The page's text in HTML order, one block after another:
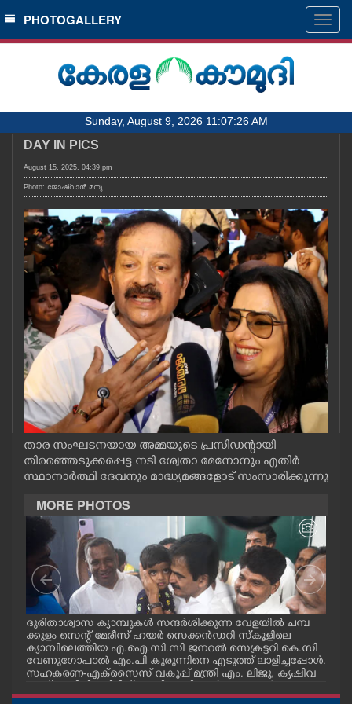
SECTIONS
HOME
NOTIFIED NEWS
KERALA
LOCAL
OBITUARY
NEWS 360
CASE DIARY
CINEMA
OPINION
PHOTOS
LIFESTYLE
SPIRITUAL
INFO+
PHOTOGALLERY
Sunday, August 9, 2026 11:07:26 AM
DAY IN PICS
August 15, 2025, 04:39 pm
Photo: ജോഷ്‌വാൻ മനു
താര സംഘടനയായ അമ്മയുടെ പ്രസിഡന്റായി
തിരഞ്ഞെടുക്കപ്പെട്ട നടി ശ്വേതാ മേനോനും എതിർ
സ്ഥാനാർത്ഥി ദേവനും മാദ്ധ്യമങ്ങളോട് സംസാരിക്കുന്നു
MORE PHOTOS
ദുരിതാശ്വാസ ക്യാമ്പുകൾ സന്ദർശിക്കുന്ന വേളയിൽ ചമ്പ
ക്കുളം സെന്റ് മേരീസ് ഹയർ സെക്കൻഡറി സ്കൂളിലെ
ക്യാമ്പിലെത്തിയ എ.ഐ.സി.സി ജനറൽ സെക്രട്ടറി കെ.സി
വേണുഗോപാൽ എം.പി കുരുന്നിനെ എടുത്ത് ലാളിച്ചപ്പോൾ.
സഹകരണ-എക്സൈസ് വകുപ്പ് മന്ത്രി എം. ലിജു, കൃഷിവ
ന്നിവർ സമീപം